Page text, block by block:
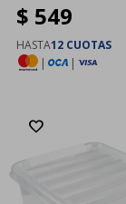
$ 549
HASTA12 CUOTAS
|
|